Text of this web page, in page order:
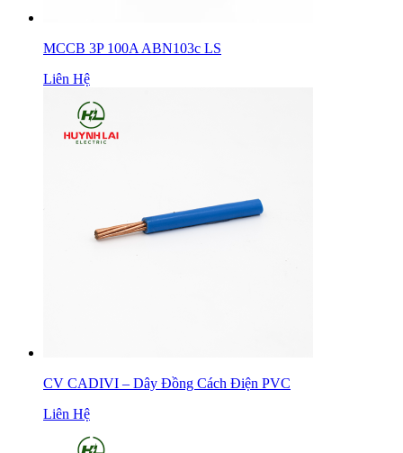
MCCB 3P 100A ABN103c LS
Liên Hệ
CV CADIVI – Dây Đồng Cách Điện PVC
Liên Hệ